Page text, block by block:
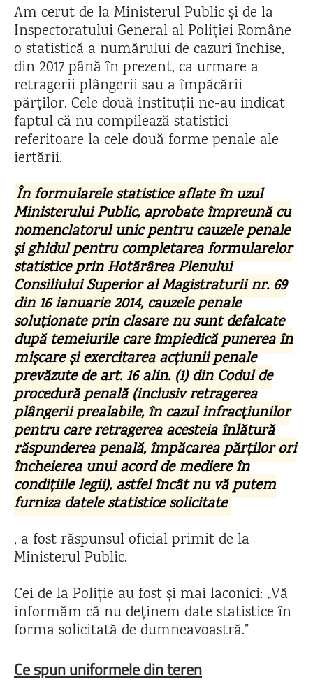
Am cerut de la Ministerul Public și de la
Inspectoratului General al Poliției Române
o statistică a numărului de cazuri închise,
din 2017 până în prezent, ca urmare a
retragerii plângerii sau a împăcării
părților. Cele două instituții ne-au indicat
faptul că nu compilează statistici
referitoare la cele două forme penale ale
iertării.
În formularele statistice aflate în uzul
Ministerului Public, aprobate împreună cu
nomenclatorul unic pentru cauzele penale
şi ghidul pentru completarea formularelor
statistice prin Hotărârea Plenului
Consiliului Superior al Magistraturii nr. 69
din 16 ianuarie 2014, cauzele penale
soluţionate prin clasare nu sunt defalcate
după temeiurile care împiedică punerea în
mişcare şi exercitarea acţiunii penale
prevăzute de art. 16 alin. (1) din Codul de
procedură penală (inclusiv retragerea
plângerii prealabile, în cazul infracţiunilor
pentru care retragerea acesteia înlătură
răspunderea penală, împăcarea părţilor ori
încheierea unui acord de mediere în
condiţiile legii), astfel încât nu vă putem
furniza datele statistice solicitate
, a fost răspunsul oficial primit de la
Ministerul Public.
Cei de la Poliție au fost și mai laconici: „Vă
informăm că nu deținem date statistice în
forma solicitată de dumneavoastră.”
Ce spun uniformele din teren